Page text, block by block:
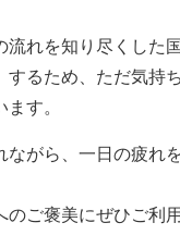
流れを知り尽くした
するため、ただ気持
す。
ながら、一日の疲れ
ご褒美にぜひご利